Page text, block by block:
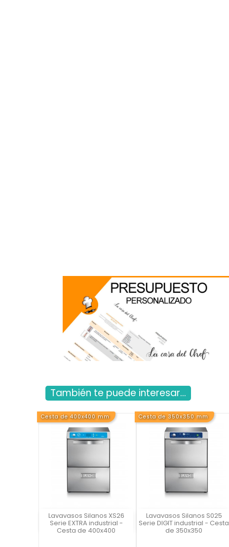
También te puede interesar...
Cesta de 400x400 mm
Lavavasos Silanos XS26
Serie EXTRA industrial -
Cesta de 400x400

Vista rápida
Cesta de 350x350 mm
Lavavasos Silanos S025
Serie DIGIT industrial - Cesta
de 350x350

Vista rápida